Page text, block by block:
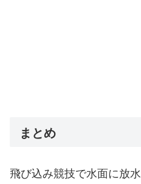
まとめ
飛び込み競技で水面に放